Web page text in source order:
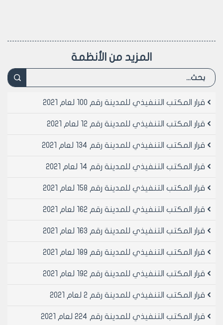
للقياس في منتصف ال/5/م المذكورة ويتم تقديم
العلاقة ودون الحاجة إلى تصديقها من نقابة المهندسين
‌ج) يفرض رسم ترخيص للمتر الطولي من السياج وفق ارتفاع
السياج الكلي (70ســــم حجر والباقي أسلاك والذي لا يزيد
المناطق في المدينة.
بهذا البناء تقرير فني ولايمنح رخصة السياج ما لم يعالج
‌ه) يتم تقديم سند تعهد موثق لدى الكاتب العدل بعدم
أو طالب الترخيص في حال تنفيذ التخطيط المصدق وعدم
الممانعة عن تنفيذ التخط\طيط المصدق والمشاريع العامة
المحضر الذي تم الترخيص عليه تحت طائلة المســـائلة وفق
مادة 2-تلغى القرارات السابقة المتعلقة بالأسيجة.
ويبلغ من يلزم لتنفيذه أصولاً.
المزيد من الأنظمة
قرار المكتب التنفيذي للمدينة رقم 100 لعام 2021
قرار المكتب التنفيذي للمدينة رقم 12 لعام 2021
قرار المكتب التنفيذي للمدينة رقم 134 لعام 2021
قرار المكتب التنفيذي للمدينة رقم 14 لعام 2021
قرار المكتب التنفيذي للمدينة رقم 158 لعام 2021
قرار المكتب التنفيذي للمدينة رقم 162 لعام 2021
قرار المكتب التنفيذي للمدينة رقم 163 لعام 2021
قرار المكتب التنفيذي للمدينة رقم 189 لعام 2021
قرار المكتب التنفيذي للمدينة رقم 192 لعام 2021
قرار المكتب التنفيذي للمدينة رقم 2 لعام 2021
قرار المكتب التنفيذي للمدينة رقم 224 لعام 2021